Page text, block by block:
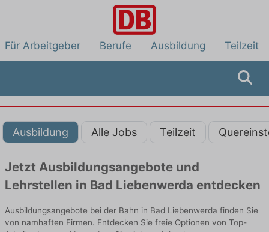
Für Arbeitgeber Berufe Ausbildung Teilzeit
Ausbildung Alle Jobs Teilzeit
Jetzt Ausbildungsangebote und
Lehrstellen in Bad Liebenwerda entdecken
Ausbildungsangebote bei der Bahn in Bad Liebenwerda finden Sie
von namhaften Firmen. Entdecken Sie freie Optionen von Top-